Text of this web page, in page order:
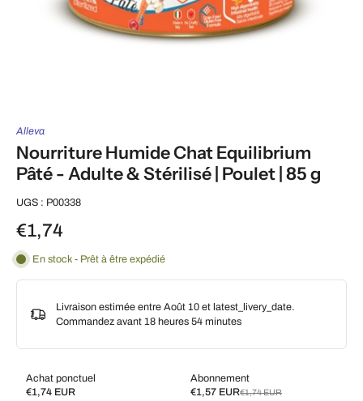
Alleva
Nourriture Humide Chat Equilibrium
Pâté - Adulte & Stérilisé | Poulet | 85 g
UGS : P00338
€1,74
En stock - Prêt à être expédié
Livraison estimée entre Août 10 et latest_livery_date.
Commandez avant 18 heures 54 minutes
Achat ponctuel
€1,74 EUR
Abonnement
€1,57 EUR€1,74 EUR